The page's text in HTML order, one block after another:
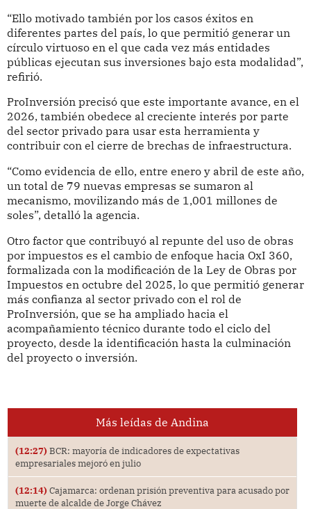
“Ello motivado también por los casos éxitos en
diferentes partes del país, lo que permitió generar un
círculo virtuoso en el que cada vez más entidades
públicas ejecutan sus inversiones bajo esta modalidad”,
refirió.
ProInversión precisó que este importante avance, en el
2026, también obedece al creciente interés por parte
del sector privado para usar esta herramienta y
contribuir con el cierre de brechas de infraestructura.
“Como evidencia de ello, entre enero y abril de este año,
un total de 79 nuevas empresas se sumaron al
mecanismo, movilizando más de 1,001 millones de
soles”, detalló la agencia.
Otro factor que contribuyó al repunte del uso de obras
por impuestos es el cambio de enfoque hacia OxI 360,
formalizada con la modificación de la Ley de Obras por
Impuestos en octubre del 2025, lo que permitió generar
más confianza al sector privado con el rol de
ProInversión, que se ha ampliado hacia el
acompañamiento técnico durante todo el ciclo del
proyecto, desde la identificación hasta la culminación
del proyecto o inversión.
Más leídas de Andina
(12:27) BCR: mayoría de indicadores de expectativas
empresariales mejoró en julio
(12:14) Cajamarca: ordenan prisión preventiva para acusado por
muerte de alcalde de Jorge Chávez